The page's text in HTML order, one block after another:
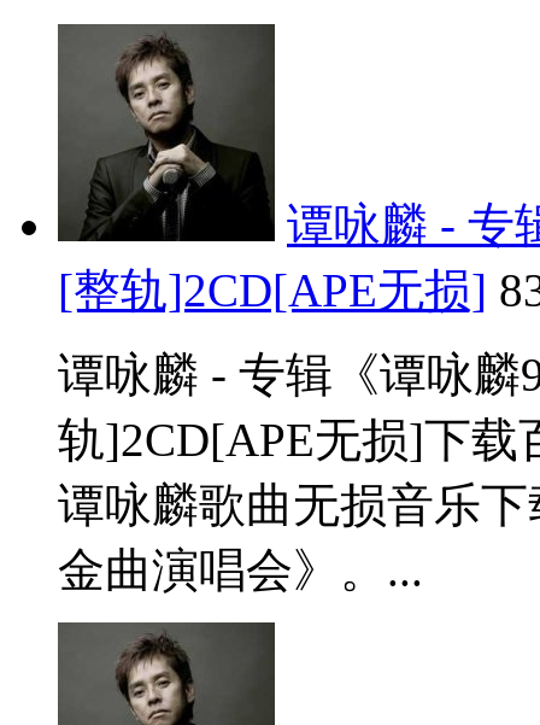
谭咏麟 - 专
[整轨]2CD[APE无损]
谭咏麟 - 专辑《谭咏
轨]2CD[APE无损]下载
谭咏麟歌曲无损音乐
金曲演唱会》。...